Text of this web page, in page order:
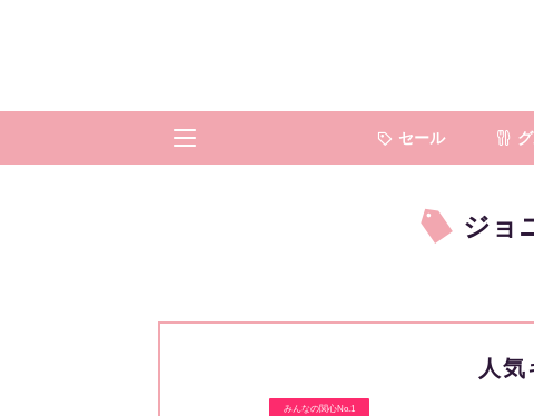
セール
ジョ
人
みんなの関心No.1